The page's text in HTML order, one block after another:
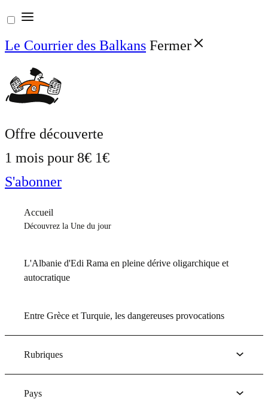
Aller
au
contenu
Le Courrier des Balkans Fermer
Offre découverte
1 mois pour 8€ 1€
S'abonner
Accueil
Découvrez la Une du jour
L'Albanie d'Edi Rama en pleine dérive oligarchique et
autocratique
Entre Grèce et Turquie, les dangereuses provocations
Rubriques
Pays